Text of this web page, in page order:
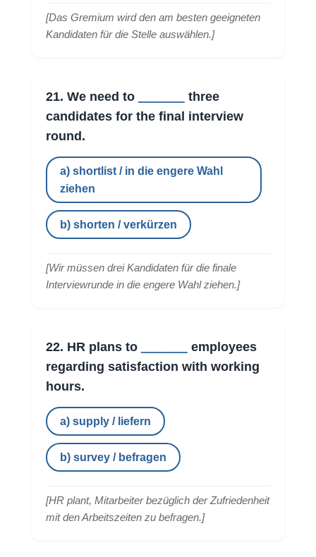
[Das Gremium wird den am besten geeigneten
Kandidaten für die Stelle auswählen.]
21. We need to
three
candidates for the final interview
round.
a) shortlist / in die engere Wahl
ziehen
b) shorten / verkürzen
[Wir müssen drei Kandidaten für die finale
Interviewrunde in die engere Wahl ziehen.]
22. HR plans to
employees
regarding satisfaction with working
hours.
a) supply / liefern
b) survey / befragen
[HR plant, Mitarbeiter bezüglich der Zufriedenheit
mit den Arbeitszeiten zu befragen.]